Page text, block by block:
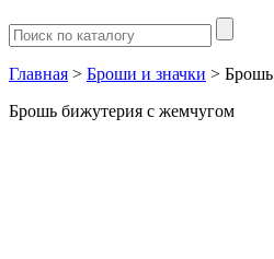
Главная > Броши и значки >
Брошь бижутерия с жемчугом